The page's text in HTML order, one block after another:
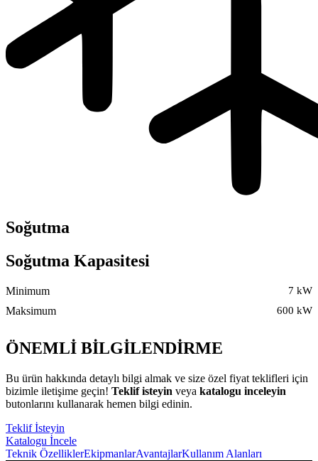
Soğutma
Soğutma Kapasitesi
Minimum 7 kW
Maksimum 600 kW
ÖNEMLİ BİLGİLENDİRME
Bu ürün hakkında detaylı bilgi almak ve size özel fiyat teklifleri için
bizimle iletişime geçin! Teklif isteyin veya katalogu inceleyin
butonlarını kullanarak hemen bilgi edinin.
Teklif İsteyin
Katalogu İncele
Teknik ÖzelliklerEkipmanlarAvantajlarKullanım Alanları